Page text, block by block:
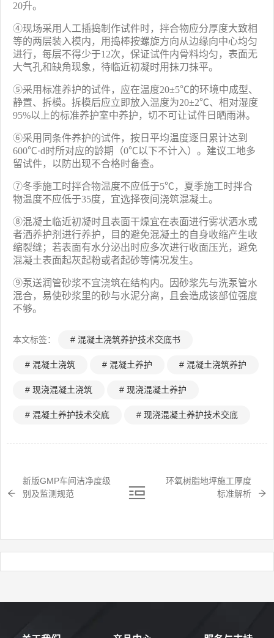
20升。
④现场采用人工插捣制作试件时，拌合物应分厚度大致相
等的两层装入模内，用捣棒按螺旋方向从边缘向中心均匀
进行，每层不得少于12次，保证试件内骨料均匀，表面无
大气孔和缺角现象，待临近初凝时用抹刀抹平。
⑤采用标准养护的试件，应在温度20±5℃的环境中成型、
静置、拆模。拆模后应立即放入温度为20±2℃、相对湿度
95%以上的标准养护室中养护，切不可让试件日晒雨淋。
⑥采用同条件养护的试件，按日平均温度逐日累计达到
600℃·d时所对应的龄期（0℃以下不计入）。建议工地多
留试件，以防出现不合格时备查。
⑦冬季施工时拌合物温度不应低于5℃，夏季施工时拌合
物温度不应低于35度，宜选择夜间浇筑混凝土。
⑧混凝土临近初凝时且表面干燥宜在表面进行雾状洒水或
者洒养护剂进行养护，目的避免混凝土的自身收缩产生收
缩裂缝；若表面有水分泌出时应多次进行收面压光，避免
混凝土表面起灰起粉或者起砂等情况发生。
⑨泵送润管砂浆不宜浇筑在结构内。因砂浆先与洗泵管水
混合，易使砂浆里的砂与水泥分离，且会造成该部位强度
不够。
本文标签： # 混凝土浇筑养护技术交底书
# 混凝土浇筑 # 混凝土养护 # 混凝土浇筑养护
# 现浇混凝土浇筑 # 现浇混凝土养护
# 混凝土养护技术交底 # 现浇混凝土养护技术交底
新版GMP车间洁净度级
别及监测规范
环氧树脂地坪施工厚度
标准解析